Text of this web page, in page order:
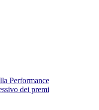
Performance
dei premi